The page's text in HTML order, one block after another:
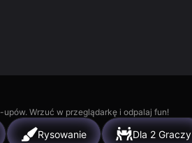
Wrzuć w przeglądarkę i odpalaj fun!
Rysowanie Dla 2 Graczy